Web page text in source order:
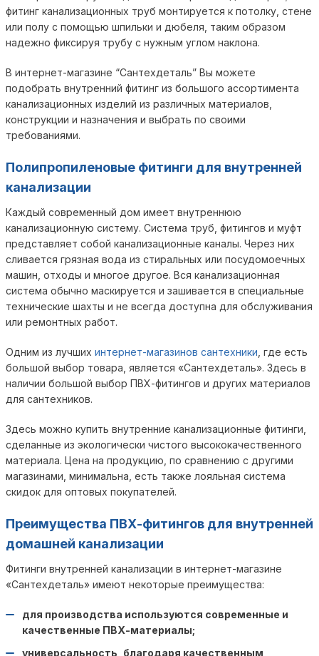
фитинг канализационных труб монтируется к потолку, стене
или полу с помощью шпильки и дюбеля, таким образом
надежно фиксируя трубу с нужным углом наклона.
В интернет-магазине “Сантехдеталь” Вы можете
подобрать внутренний фитинг из большого ассортимента
канализационных изделий из различных материалов,
конструкции и назначения и выбрать по своими
требованиями.
Полипропиленовые фитинги для внутренней
канализации
Каждый современный дом имеет внутреннюю
канализационную систему. Система труб, фитингов и муфт
представляет собой канализационные каналы. Через них
сливается грязная вода из стиральных или посудомоечных
машин, отходы и многое другое. Вся канализационная
система обычно маскируется и зашивается в специальные
технические шахты и не всегда доступна для обслуживания
или ремонтных работ.
Одним из лучших интернет-магазинов сантехники , где есть
большой выбор товара, является «Сантехдеталь». Здесь в
наличии большой выбор ПВХ-фитингов и других материалов
для сантехников.
Здесь можно купить внутренние канализационные фитинги,
сделанные из экологически чистого высококачественного
материала. Цена на продукцию, по сравнению с другими
магазинами, минимальна, есть также лояльная система
скидок для оптовых покупателей.
Преимущества ПВХ-фитингов для внутренней
домашней канализации
Фитинги внутренней канализации в интернет-магазине
«Сантехдеталь» имеют некоторые преимущества:
для производства используются современные и
качественные ПВХ-материалы;
универсальность, благодаря качественным